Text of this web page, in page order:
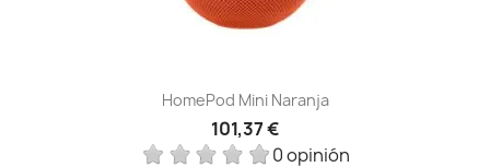
HomePod Mini Naranja
101,37 €
0 opinión